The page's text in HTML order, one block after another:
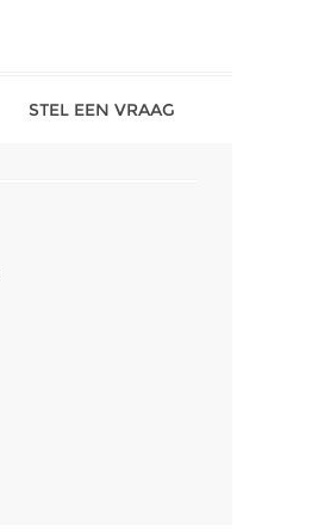
STEL EEN VRAAG